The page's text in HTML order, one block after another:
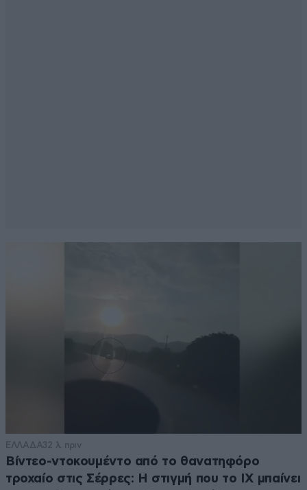
ΕΛΛΑΔΑ32 λ. πριν
Βίντεο-ντοκουμέντο από το θανατηφόρο
τροχαίο στις Σέρρες: Η στιγμή που το ΙΧ μπαίνει